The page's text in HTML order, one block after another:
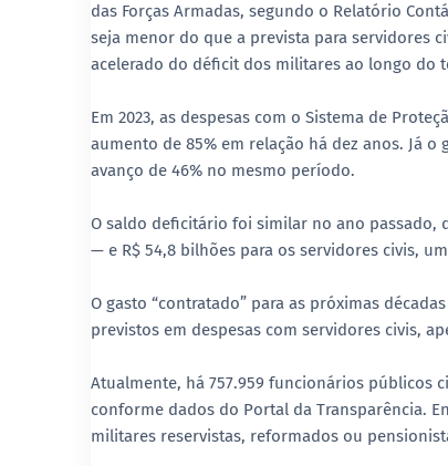
das Forças Armadas, segundo o Relatório
seja menor do que a prevista para servidores
acelerado do déficit dos militares ao longo do
Em 2023, as despesas com o Sistema de
aumento de 85% em relação há dez anos. Já
avanço de 46% no mesmo período.
O saldo deficitário foi similar no ano passado,
— e R$ 54,8 bilhões para os servidores civis,
O gasto “contratado” para as próximas
previstos em despesas com servidores civis,
Atualmente, há 757.959 funcionários públicos
conforme dados do Portal da Transparência.
militares reservistas, reformados ou